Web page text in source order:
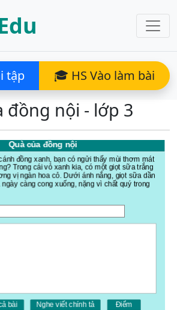
tập 🎓 HS Vào làm bài
đồng nội - lớp 3